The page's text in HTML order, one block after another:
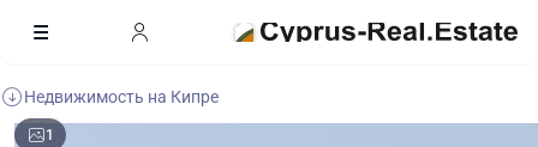
Недвижимость на Кипре
1